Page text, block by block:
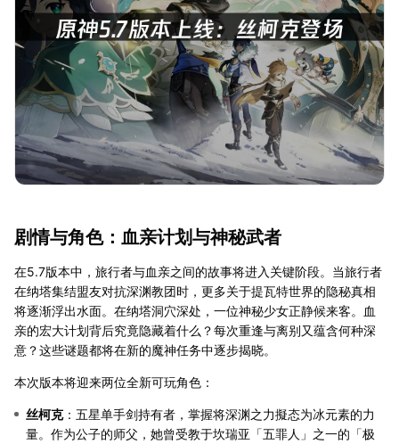
剧情与角色：血亲计划与神秘武者
在5.7版本中，旅行者与血亲之间的故事将进入关键阶段。当旅行者
在纳塔集结盟友对抗深渊教团时，更多关于提瓦特世界的隐秘真相
将逐渐浮出水面。在纳塔洞穴深处，一位神秘少女正静候来客。血
亲的宏大计划背后究竟隐藏着什么？每次重逢与离别又蕴含何种深
意？这些谜题都将在新的魔神任务中逐步揭晓。
本次版本将迎来两位全新可玩角色：
丝柯克：五星单手剑持有者，掌握将深渊之力擬态为冰元素的力
量。作为公子的师父，她曾受教于坎瑞亚「五罪人」之一的「极